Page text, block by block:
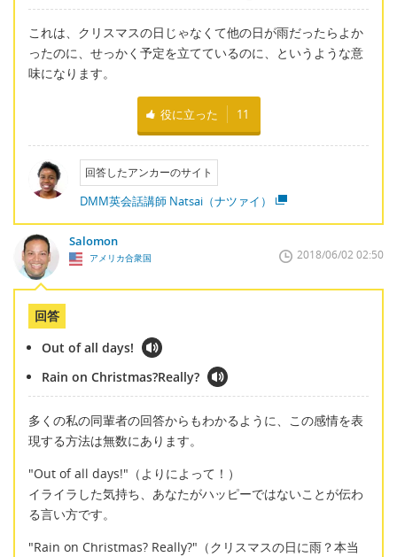
これは、クリスマスの日じゃなくて他の日が雨だったらよか
ったのに、せっかく予定を立てているのに、というような意
味になります。
役に立った 11
回答したアンカーのサイト
DMM英会話講師 Natsai（ナツァイ）
Salomon
アメリカ合衆国 2018/06/02 02:50
回答
Out of all days!
Rain on Christmas?Really?
多くの私の同輩者の回答からもわかるように、この感情を表
現する方法は無数にあります。
"Out of all days!"（よりによって！）
イライラした気持ち、あなたがハッピーではないことが伝わ
る言い方です。
"Rain on Christmas? Really?"（クリスマスの日に雨？本当